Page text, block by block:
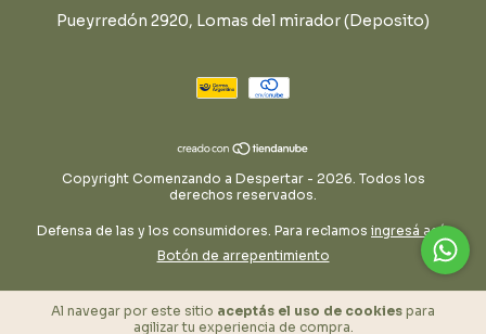
Al navegar por este sitio aceptás el uso de cookies para
agilizar tu experiencia de compra.
Pueyrredón 2920, Lomas del mirador (Deposito)
Copyright Comenzando a Despertar - 2026. Todos los
derechos reservados.
Defensa de las y los consumidores. Para reclamos ingresá acá.
Botón de arrepentimiento